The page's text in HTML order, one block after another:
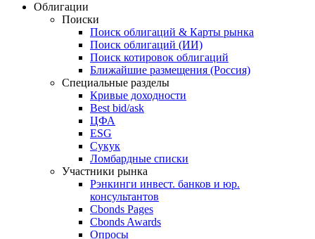
Cbonds Review
ежеквартальный аналитический журнал
Облигации
Поиски
Поиск облигаций & Карты рынка
Поиск облигаций (ИИ)
Поиск котировок облигаций
Ближайшие размещения (Россия)
Специальные разделы
Кривые доходности
Best bid/ask
ЦФА
ESG
Сукук
Ломбардные списки
Участники рынка
Рэнкинги инвест. банков и юр.